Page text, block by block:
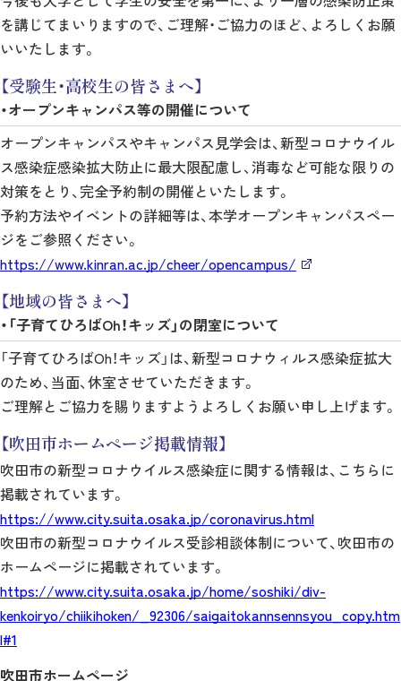
を講じてまいりますので、ご理解・ご協力のほど、よろしくお願
いいたします。
【受験生・高校生の皆さまへ】
・オープンキャンパス等の開催について
オープンキャンパスやキャンパス見学会は、新型コロナウイル
ス感染症感染拡大防止に最大限配慮し、消毒など可能な限りの
対策をとり、完全予約制の開催といたします。
予約方法やイベントの詳細等は、本学オープンキャンパスペー
ジをご参照ください。
https://www.kinran.ac.jp/cheer/opencampus/
【地域の皆さまへ】
・「子育てひろばOh！キッズ」の閉室について
「子育てひろばOh！キッズ」は、新型コロナウィルス感染症拡大
のため、当面、休室させていただきます。
ご理解とご協力を賜りますようよろしくお願い申し上げます。
【吹田市ホームページ掲載情報】
吹田市の新型コロナウイルス感染症に関する情報は、こちらに
掲載されています。
https://www.city.suita.osaka.jp/coronavirus.html
吹田市の新型コロナウイルス受診相談体制について、吹田市の
ホームページに掲載されています。
https://www.city.suita.osaka.jp/home/soshiki/div-
kenkoiryo/chiikihoken/_92306/saigaitokannsennsyou_copy.htm
l#1
吹田市ホームページ